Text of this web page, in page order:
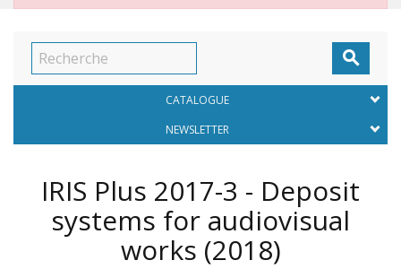

CATALOGUE
NEWSLETTER
IRIS Plus 2017-3 - Deposit
systems for audiovisual
works (2018)